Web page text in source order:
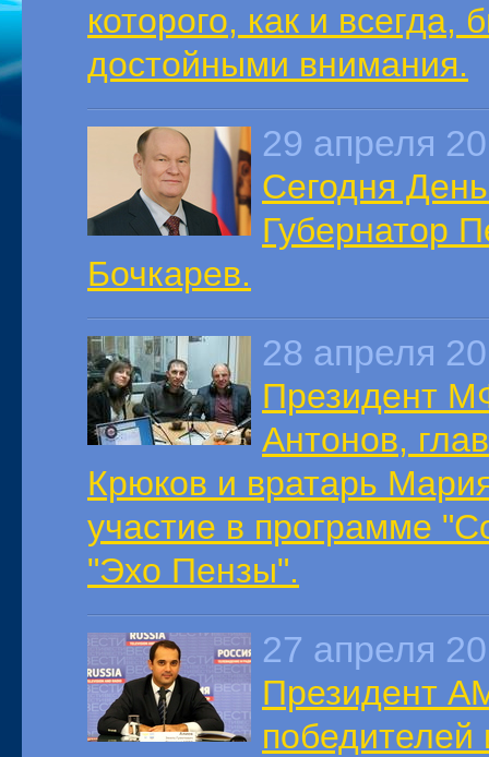
которого, как и
достойными внимания.
29 апреля
Сегодня
Губернатор
Бочкарев.
28 апреля
Президент
Антонов,
Крюков и вратарь
участие в программе
"Эхо Пензы".
27 апреля
Президент
победителей